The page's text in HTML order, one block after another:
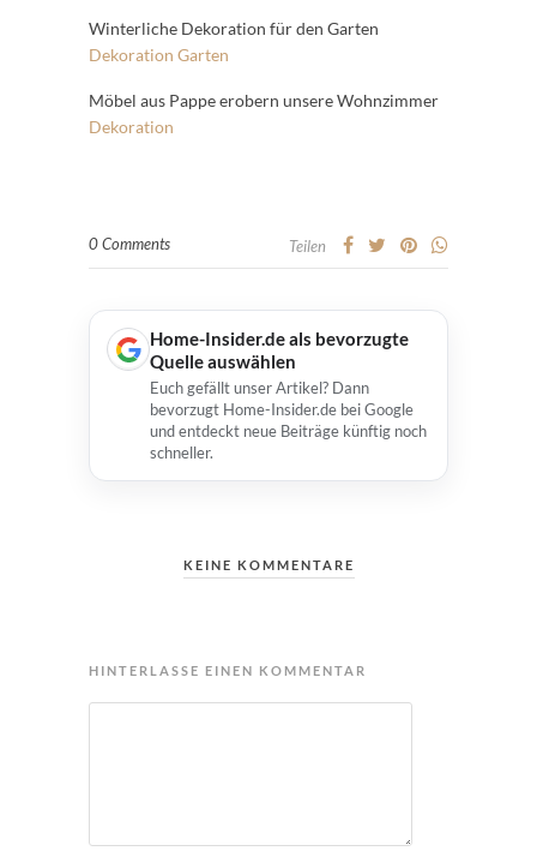
Winterliche Dekoration für den Garten
Dekoration Garten
Möbel aus Pappe erobern unsere Wohnzimmer
Dekoration
0 Comments Teilen
Home-Insider.de als bevorzugte
Quelle auswählen
Euch gefällt unser Artikel? Dann
bevorzugt Home-Insider.de bei Google
und entdeckt neue Beiträge künftig noch
schneller.
KEINE KOMMENTARE
HINTERLASSE EINEN KOMMENTAR